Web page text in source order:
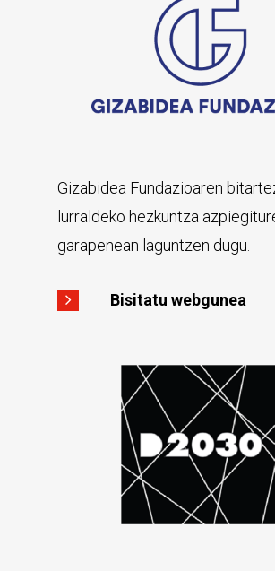
Gizabidea Fundazioaren
lurraldeko hezkuntza
garapenean laguntzen dugu.
Bisitatu webgunea